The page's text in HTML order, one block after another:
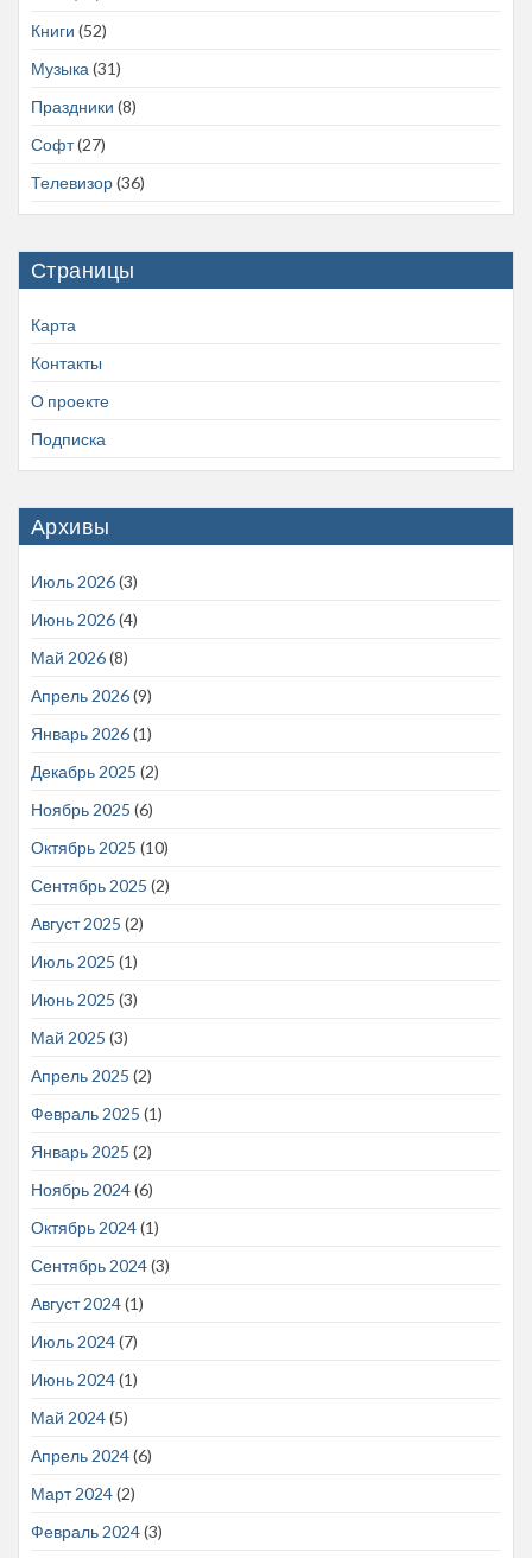
Книги (52)
Музыка (31)
Праздники (8)
Софт(27)
Телевизор(36)
Страницы
Карта
Контакты
О проекте
Подписка
Архивы
Июль 2026(3)
Июнь 2026(4)
Май 2026(8)
Апрель 2026(9)
Январь 2026(1)
Декабрь 2025 (2)
Ноябрь 2025 (6)
Октябрь 2025 (10)
Сентябрь 2025 (2)
Август 2025 (2)
Июль 2025 (1)
Июнь 2025 (3)
Май 2025 (3)
Апрель 2025 (2)
Февраль 2025 (1)
Январь 2025 (2)
Ноябрь 2024(6)
Октябрь 2024(1)
Сентябрь 2024(3)
Август 2024(1)
Июль 2024(7)
Июнь 2024(1)
Май 2024(5)
Апрель 2024(6)
Март 2024(2)
Февраль 2024(3)